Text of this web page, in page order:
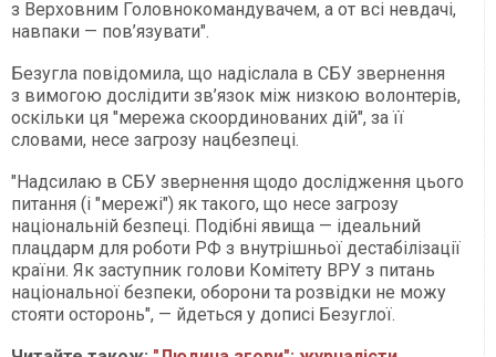
з Верховним Головнокомандувачем, а от всі невдачі,
навпаки — пов’язувати".
Безугла повідомила, що надіслала в СБУ звернення
з вимогою дослідити зв’язок між низкою волонтерів,
оскільки ця "мережа скоординованих дій", за її
словами, несе загрозу нацбезпеці.
"Надсилаю в СБУ звернення щодо дослідження цього
питання (і "мережі") як такого, що несе загрозу
національній безпеці. Подібні явища — ідеальний
плацдарм для роботи РФ з внутрішньої дестабілізації
країни. Як заступник голови Комітету ВРУ з питань
національної безпеки, оборони та розвідки не можу
стояти осторонь", — йдеться у дописі Безуглої.